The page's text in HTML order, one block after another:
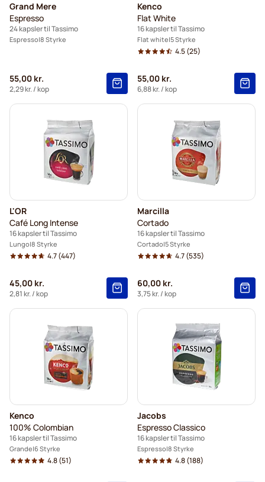
Grand Mere
Espresso
24 kapsler til Tassimo
Espresso 8 Styrke
55,00 kr.
2,29 kr./ kop
Kenco
Flat White
16 kapsler til Tassimo
Flat white 5 Styrke
4.5(25)
55,00 kr.
6,88 kr./ kop
L'OR
Café Long Intense
16 kapsler til Tassimo
Lungo 8 Styrke
4.7(447)
45,00 kr.
2,81 kr./ kop
Marcilla
Cortado
16 kapsler til Tassimo
Cortado 5 Styrke
4.7(535)
60,00 kr.
3,75 kr./ kop
Kenco
100% Colombian
16 kapsler til Tassimo
Grande 6 Styrke
4.8(51)
Jacobs
Espresso Classico
16 kapsler til Tassimo
Espresso 8 Styrke
4.8(188)